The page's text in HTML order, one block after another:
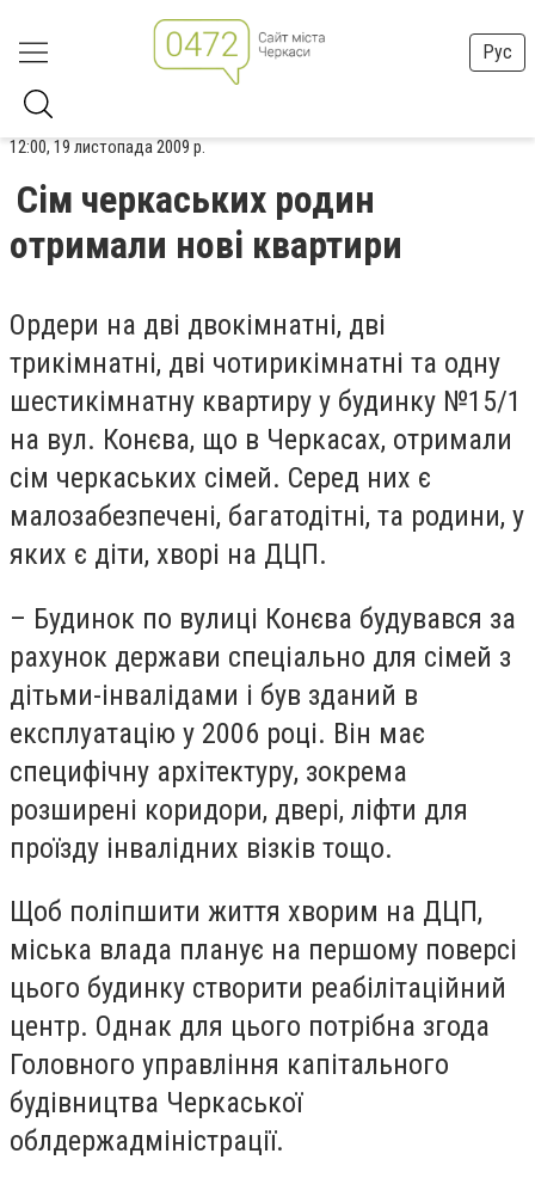
Рус
12:00, 19 листопада 2009 р.
Сім черкаських родин
отримали нові квартири
Ордери на дві двокімнатні, дві
трикімнатні, дві чотирикімнатні та одну
шестикімнатну квартиру у будинку №15/1
на вул. Конєва, що в Черкасах, отримали
сім черкаських сімей. Серед них є
малозабезпечені, багатодітні, та родини, у
яких є діти, хворі на ДЦП.
– Будинок по вулиці Конєва будувався за
рахунок держави спеціально для сімей з
дітьми-інвалідами і був зданий в
експлуатацію у 2006 році. Він має
специфічну архітектуру, зокрема
розширені коридори, двері, ліфти для
проїзду інвалідних візків тощо.
Щоб поліпшити життя хворим на ДЦП,
міська влада планує на першому поверсі
цього будинку створити реабілітаційний
центр. Однак для цього потрібна згода
Головного управління капітального
будівництва Черкаської
облдержадміністрації.